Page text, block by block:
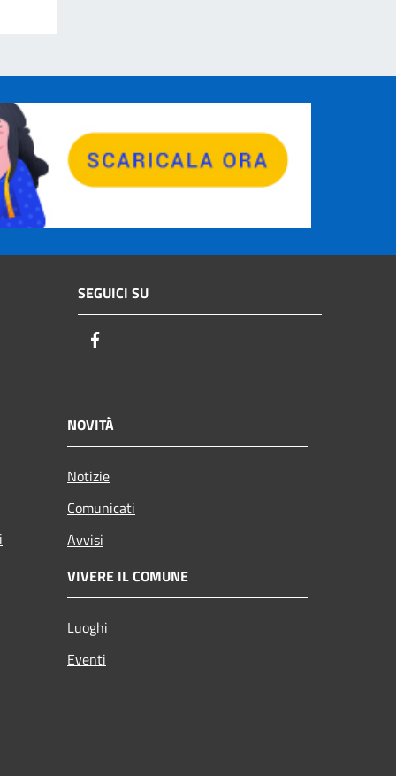
SEGUICI SU
NOVITÀ
Notizie
Comunicati
Avvisi
VIVERE IL COMUNE
Luoghi
Eventi